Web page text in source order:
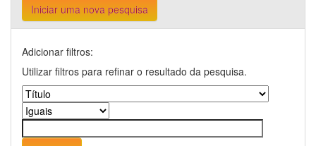
Iniciar uma nova pesquisa
Adicionar filtros:
Utilizar filtros para refinar o resultado da pesquisa.